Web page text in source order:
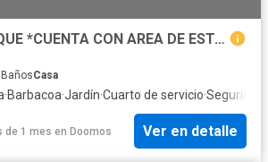
FRENTE AL PARQUE *CUENTA CON AREA DE ESTACIONAMIENTO *ESTA UBICADA DENTRO DE URBANIZACION PRIVADA *CON GUARDIANIA 24HRS
BañosCasa
·Barbacoa·Jardín·Cuarto de servicio·Seguridad
de 1 mes en Doomos Ver en detalle